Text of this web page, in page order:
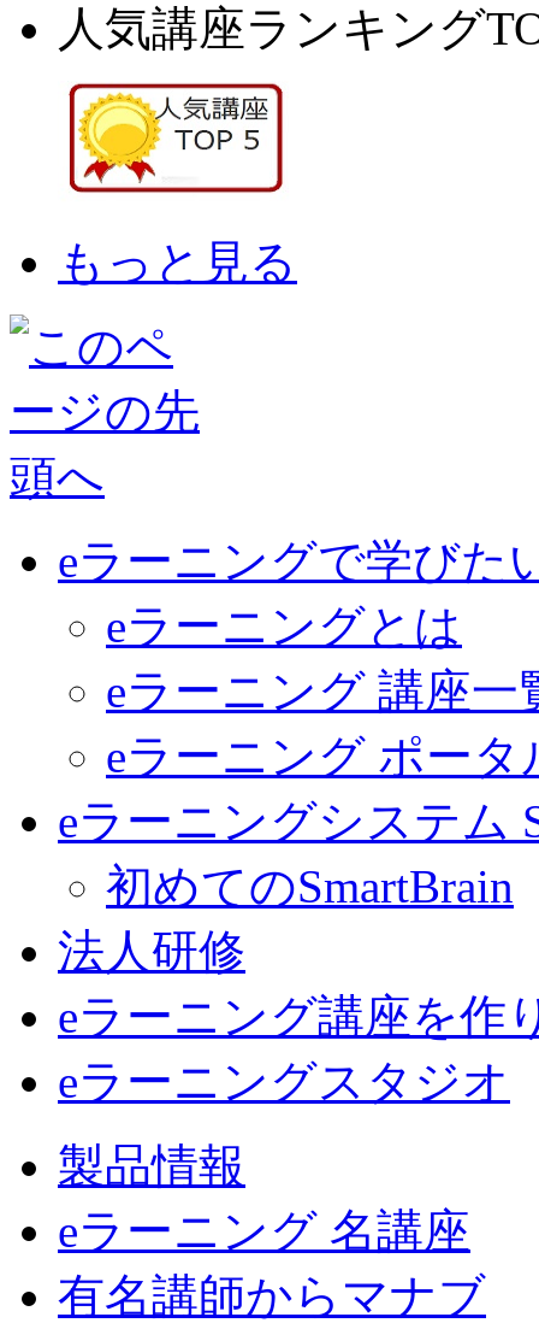
人気講座ランキング
もっと見る
eラーニングで学びた
eラーニングとは
eラーニング 講座一
eラーニング ポータ
eラーニングシステム
初めてのSmartBrain
法人研修
eラーニング講座を作
eラーニングスタジオ
製品情報
eラーニング 名講座
有名講師からマナブ